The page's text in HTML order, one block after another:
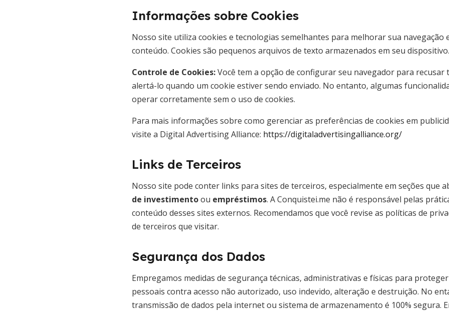
Informações sobre Cookies
Nosso site utiliza cookies e tecnologias semelhantes para melhorar sua navegação
conteúdo. Cookies são pequenos arquivos de texto armazenados em seu dispositivo.
Controle de Cookies:Você tem a opção de configurar seu navegador para recusar
alertá-lo quando um cookie estiver sendo enviado. No entanto, algumas
operar corretamente sem o uso de cookies.
Para mais informações sobre como gerenciar as preferências de cookies em
visite a Digital Advertising Alliance: https://digitaladvertisingalliance.org/
Links de Terceiros
Nosso site pode conter links para sites de terceiros, especialmente em seções que
de investimentoou empréstimos. A Conquistei.me não é responsável pelas
conteúdo desses sites externos. Recomendamos que você revise as políticas de
de terceiros que visitar.
Segurança dos Dados
Empregamos medidas de segurança técnicas, administrativas e físicas para
pessoais contra acesso não autorizado, uso indevido, alteração e destruição. No
transmissão de dados pela internet ou sistema de armazenamento é 100% segura.